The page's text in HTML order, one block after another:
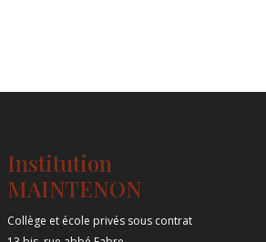
Institution
MAINTENON
Collège et école privés sous contrat